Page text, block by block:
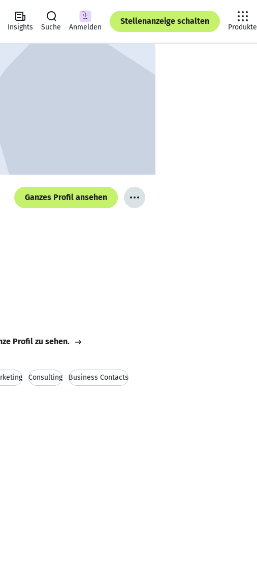
Insights Suche Anmelden
Stellenanzeige schalten
Produkte
Ganzes Profil ansehen
Profil zu sehen.
Consulting Business Contacts